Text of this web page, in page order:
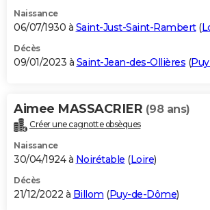
Naissance
06/07/1930 à Saint-Just-Saint-Rambert(
Décès
09/01/2023 à Saint-Jean-des-Ollières (
Aimee MASSACRIER (98 ans)
Créer une cagnotte obsèques
Naissance
30/04/1924 à Noirétable (Loire)
Décès
21/12/2022 à Billom (Puy-de-Dôme)